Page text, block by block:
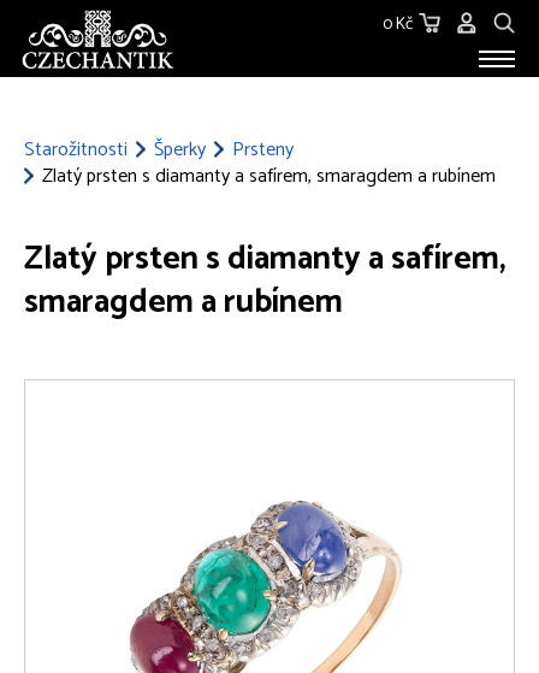
0 Kč
KONTAKT
Starožitnosti Šperky
Prsteny
Zlatý prsten s diamanty a safírem, smaragdem a rubínem
Zlatý prsten s diamanty a safírem,
smaragdem a rubínem